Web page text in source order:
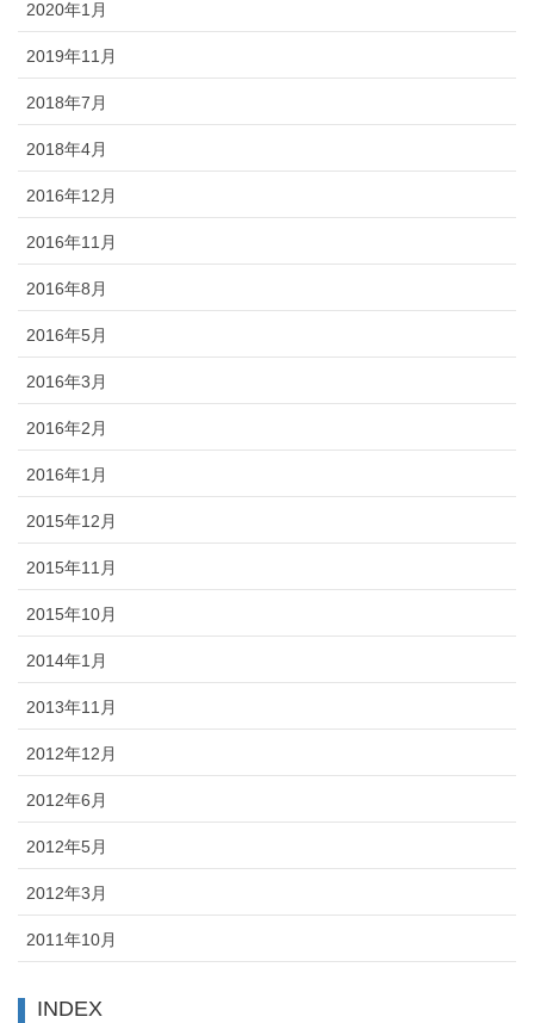
2020年1月
2019年11月
2018年7月
2018年4月
2016年12月
2016年11月
2016年8月
2016年5月
2016年3月
2016年2月
2016年1月
2015年12月
2015年11月
2015年10月
2014年1月
2013年11月
2012年12月
2012年6月
2012年5月
2012年3月
2011年10月
INDEX